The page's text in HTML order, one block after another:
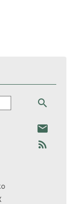
Hae
search
email
rss_feed